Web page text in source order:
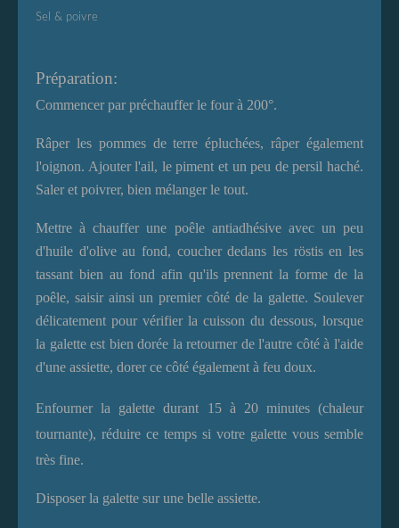
Sel & poivre
Préparation:
Commencer par préchauffer le four à 200°.
Râper les pommes de terre épluchées, râper également
l'oignon. Ajouter l'ail, le piment et un peu de persil haché.
Saler et poivrer, bien mélanger le tout.
Mettre à chauffer une poêle antiadhésive avec un peu
d'huile d'olive au fond, coucher dedans les röstis en les
tassant bien au fond afin qu'ils prennent la forme de la
poêle, saisir ainsi un premier côté de la galette. Soulever
délicatement pour vérifier la cuisson du dessous, lorsque
la galette est bien dorée la retourner de l'autre côté à l'aide
d'une assiette, dorer ce côté également à feu doux.
Enfourner la galette durant 15 à 20 minutes (chaleur
tournante), réduire ce temps si votre galette vous semble
très fine.
Disposer la galette sur une belle assiette.